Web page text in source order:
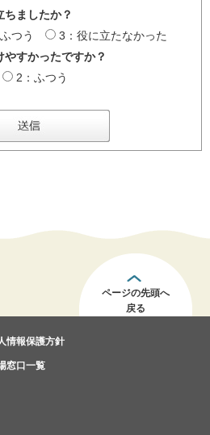
ちましたか？
つう
3：役に立たなかった
すかったですか？
2：ふつう
ページの先頭へ
戻る
情報保護方針
窓口一覧